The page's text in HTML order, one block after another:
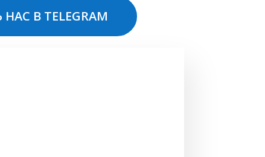
В TELEGRAM